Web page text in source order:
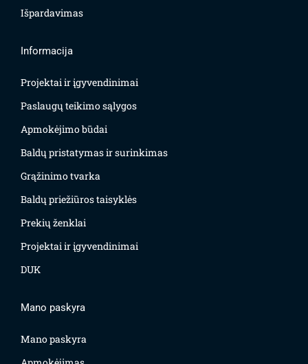
Išpardavimas
Informacija
Projektai ir įgyvendinimai
Paslaugų teikimo sąlygos
Apmokėjimo būdai
Baldų pristatymas ir surinkimas
Grąžinimo tvarka
Baldų priežiūros taisyklės
Prekių ženklai
Projektai ir įgyvendinimai
DUK
Mano paskyra
Mano paskyra